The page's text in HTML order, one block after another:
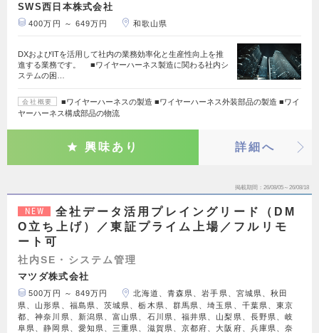
SWS西日本株式会社
400万円 ～ 649万円 和歌山県
DXおよびITを活用して社内の業務効率化と生産性向上を推
進する業務です。 ■ワイヤーハーネス製造に関わる社内シ
ステムの困…
会社概要
■ワイヤーハーネスの製造 ■ワイヤーハーネス外装部品の製造 ■ワイ
ヤーハーネス構成部品の物流
興味あり 詳細へ
掲載期間 26/08/05～26/08/18
NEW
全社データ活用プレイングリード（DM
O立ち上げ）／東証プライム上場／フルリモ
ート可
社内SE・システム管理
マツダ株式会社
500万円 ～ 849万円
北海道、青森県、岩手県、宮城県、秋田
県、山形県、福島県、茨城県、栃木県、群馬県、埼玉県、千葉県、東京
都、神奈川県、新潟県、富山県、石川県、福井県、山梨県、長野県、岐
阜県、静岡県、愛知県、三重県、滋賀県、京都府、大阪府、兵庫県、奈